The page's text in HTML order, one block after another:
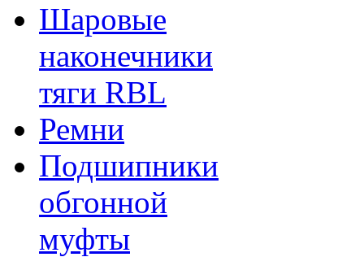
Шаровые
наконечники
тяги RBL
Ремни
Подшипники
обгонной
муфты